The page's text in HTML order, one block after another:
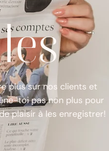
plus sur nos clients et
toi pas non plus pour
plaisir à les enregistrer!